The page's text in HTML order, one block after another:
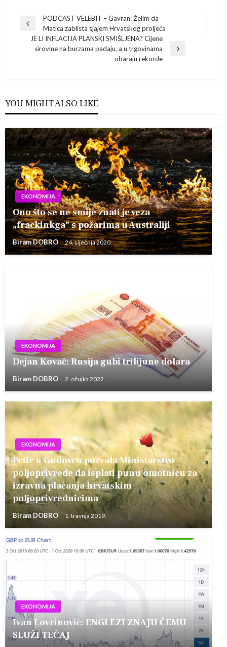
Navigacija
objava
Previous
Post
PODCAST VELEBIT – Gavran: Želim da
Matica zablista sjajem Hrvatskog proljeća
Next
JE LI INFLACIJA PLANSKI SMIŠLJENA? Cijene
sirovine na burzama padaju, a u trgovinama
obaraju rekorde
YOU MIGHT ALSO LIKE
EKONOMIJA
Ono što se ne smije znati je veza
„frackinkga“ s požarima u Australiji
Biram DOBRO 24. siječnja 2020.
EKONOMIJA
Dejan Kovač: Rusija gubi trilijune dolara
Biram DOBRO 2. ožujka 2022.
EKONOMIJA
Petir u Gudovcu pozvala Ministarstvo
poljoprivrede da isplati punu omotnicu za
izravna plaćanja hrvatskim
poljoprivrednicima
Biram DOBRO 1. travnja 2019.
EKONOMIJA
Ivan Lovrinović: ENGLEZI ZNAJU ČEMU
SLUŽI TEČAJ